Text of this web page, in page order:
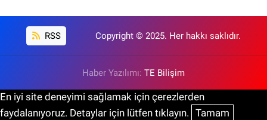
RSS Copyright © 2025. Her hakkı saklıdır.
Haber Yazılımı: TE Bilişim
En iyi site deneyimi sağlamak için çerezlerden
faydalanıyoruz. Detaylar için lütfen tıklayın. Tamam